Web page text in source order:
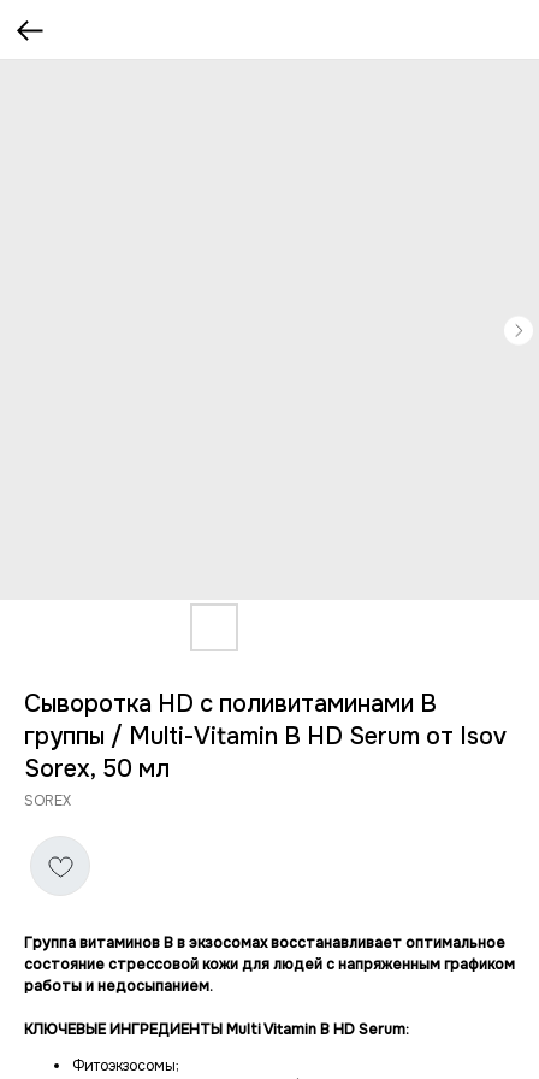
Сыворотка HD с поливитаминами B
группы / Multi-Vitamin B HD Serum от Isov
Sorex, 50 мл
SOREX
Группа витаминов В в экзосомах восстанавливает оптимальное
состояние стрессовой кожи для людей с напряженным графиком
работы и недосыпанием.
КЛЮЧЕВЫЕ ИНГРЕДИЕНТЫ Multi Vitamin B HD Serum:
Фитоэкзосомы;